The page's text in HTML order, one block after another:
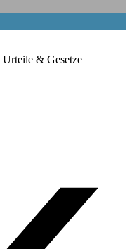
Urteile & Gesetze